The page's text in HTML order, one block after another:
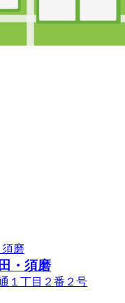
・須磨
１丁目２番２号